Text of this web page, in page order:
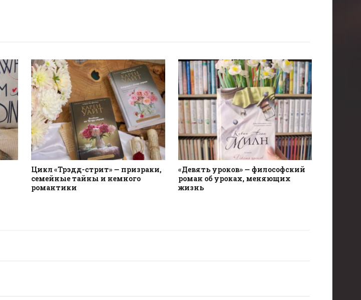
Цикл «Трэдд-стрит» — призраки,
семейные тайны и немного
романтики
«Девять уроков» — философский
роман об уроках, меняющих
жизнь